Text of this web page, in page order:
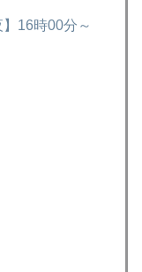
16時00分～